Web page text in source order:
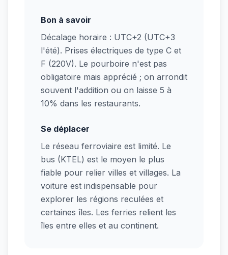
Bon à savoir
Décalage horaire : UTC+2 (UTC+3
l'été). Prises électriques de type C et
F (220V). Le pourboire n'est pas
obligatoire mais apprécié ; on arrondit
souvent l'addition ou on laisse 5 à
10% dans les restaurants.
Se déplacer
Le réseau ferroviaire est limité. Le
bus (KTEL) est le moyen le plus
fiable pour relier villes et villages. La
voiture est indispensable pour
explorer les régions reculées et
certaines îles. Les ferries relient les
îles entre elles et au continent.